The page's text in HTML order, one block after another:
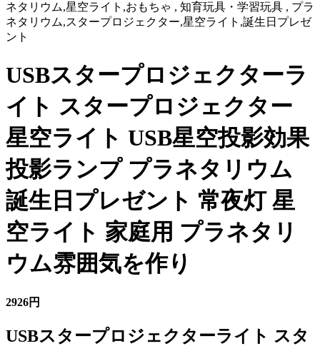
ネタリウム,星空ライト,おもちゃ , 知育玩具・学習玩具 , プラ
ネタリウム,スタープロジェクター,星空ライト,誕生日プレゼ
ント
USBスタープロジェクターラ
イト スタープロジェクター
星空ライト USB星空投影効果
投影ランプ プラネタリウム
誕生日プレゼント 常夜灯 星
空ライト 家庭用 プラネタリ
ウム雰囲気を作り
2926円
USBスタープロジェクターライト スタ